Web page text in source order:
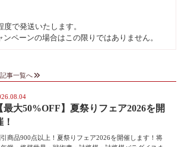
で発送いたします。
ペーンの場合はこの限りではありません。
記事一覧へ
最大50%OFF】夏祭りフェア2026を開
！
商品900点以上！夏祭りフェア2026を開催します！将